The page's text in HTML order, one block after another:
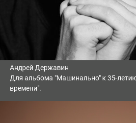
Андрей Державин
Для альбома "Машинально" к 35-
времени".